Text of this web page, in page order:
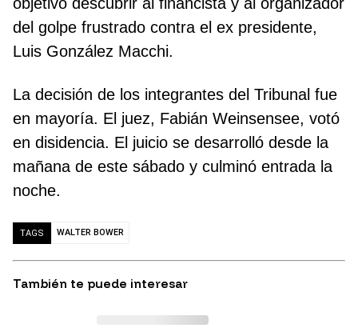
del golpe frustrado contra el ex presidente,
Luis González Macchi.
La decisión de los integrantes del Tribunal fue
en mayoría. El juez, Fabián Weinsensee, votó
en disidencia. El juicio se desarrolló desde la
mañana de este sábado y culminó entrada la
noche.
TAGS WALTER BOWER
También te puede interesar